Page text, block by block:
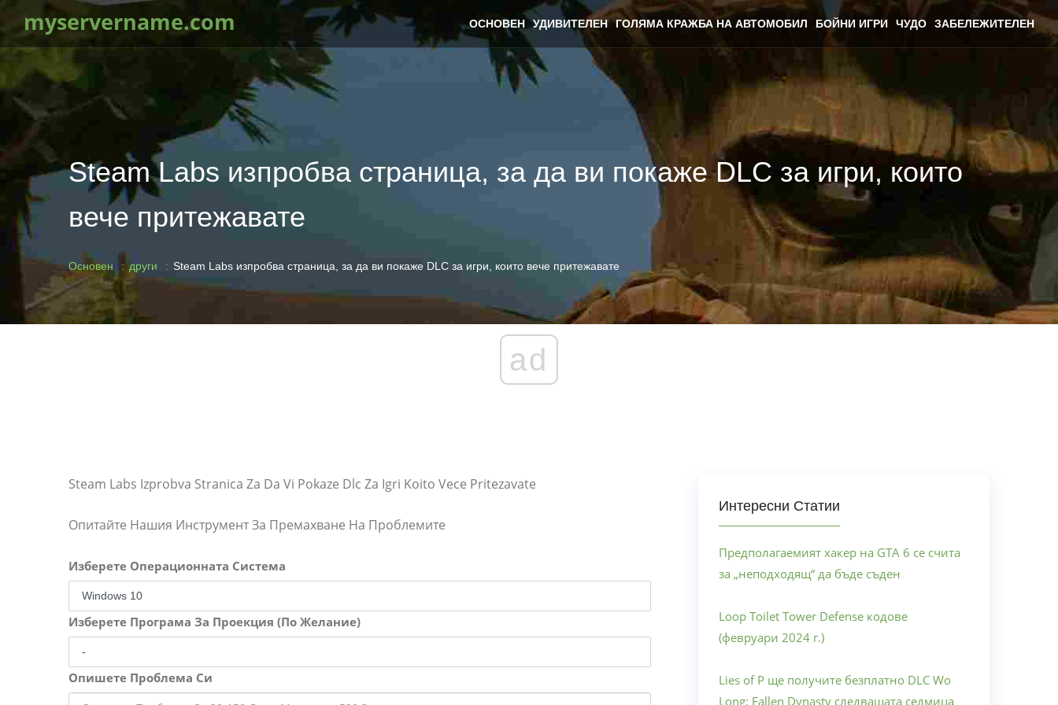
myservername.com ОСНОВЕН УДИВИТЕЛЕН ГОЛЯМА КРАЖБА НА АВТОМОБИЛ БОЙНИ ИГРИ ЧУДО ЗАБЕЛЕЖИТЕЛЕН
Steam Labs изпробва страница, за да ви покаже DLC за игри, които
вече притежавате
Основен други Steam Labs изпробва страница, за да ви покаже DLC за игри, които вече притежавате
ad
Steam Labs Izprobva Stranica Za Da Vi Pokaze Dlc Za Igri Koito Vece Pritezavate
Опитайте Нашия Инструмент За Премахване На Проблемите
Изберете Операционната Система
Изберете Програма За Проекция (По Желание)
Опишете Проблема Си
Интересни Статии
Предполагаемият хакер на GTA 6 се счита
за „неподходящ“ да бъде съден
Loop Toilet Tower Defense кодове
(февруари 2024 г.)
Lies of P ще получите безплатно DLC Wo
Long: Fallen Dynasty следващата седмица